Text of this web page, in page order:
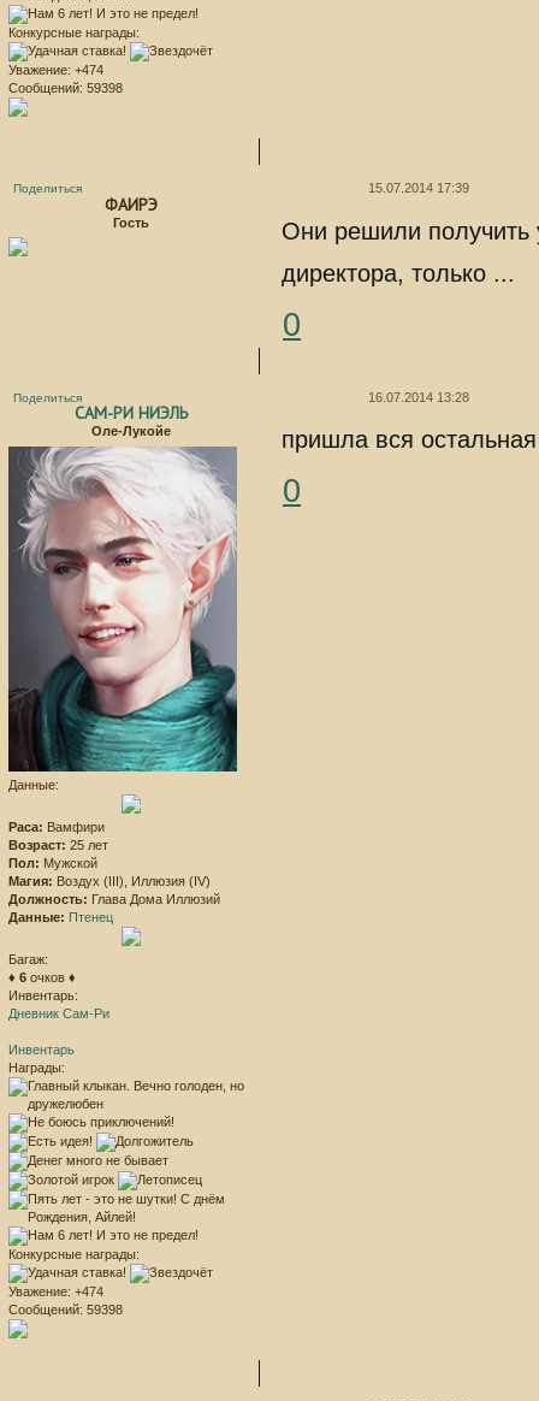
Конкурсные награды:
Уважение: +474
Сообщений: 59398
Поделиться 15.07.2014 17:39
ФАИРЭ
Гость
Они решили получить
директора, только ...
0
Поделиться 16.07.2014 13:28
САМ-РИ НИЭЛЬ
Оле-Лукойе
Данные:
Раса: Вамфири
Возраст: 25 лет
Пол: Мужской
Магия: Воздух (III), Иллюзия (IV)
Должность: Глава Дома Иллюзий
Данные: Птенец
Багаж:
♦ 6 очков ♦
Инвентарь:
Дневник Сам-Ри
Инвентарь
Награды:
Конкурсные награды:
Уважение: +474
Сообщений: 59398
пришла вся
0